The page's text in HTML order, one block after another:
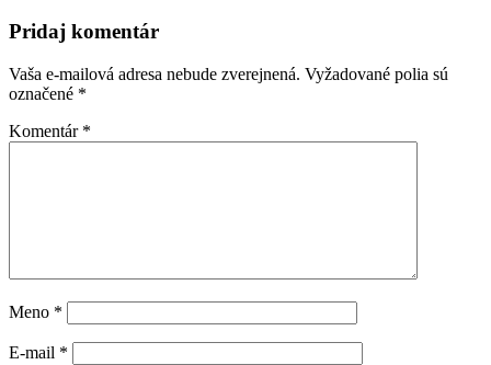
Pridaj komentár
Vaša e-mailová adresa nebude zverejnená. Vyžadované polia sú
označené *
Komentár *
Meno *
E-mail *